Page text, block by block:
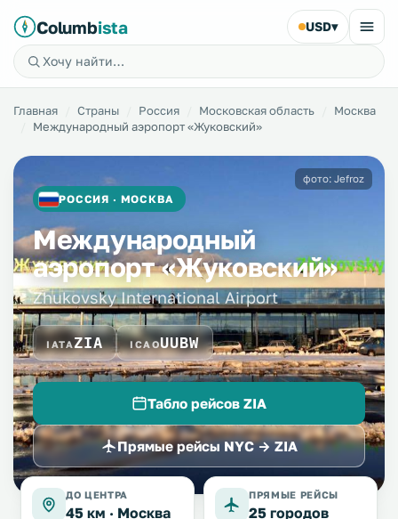
Columbista USD▾
Главная Страны Россия Московская область
Москва
Международный аэропорт «Жуковский»
РОССИЯ · МОСКВА
Международный
аэропорт «Жуковский»
Zhukovsky International Airport
IATAZIA ICAOUUBW
Табло рейсов ZIA
Прямые рейсы NYC → ZIA
фото: Jefroz
ДО ЦЕНТРА
45 км · Москва
ПРЯМЫЕ РЕЙСЫ
25 городов